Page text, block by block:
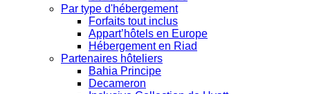
Par type d'hébergement
Forfaits tout inclus
Appart’hôtels en Europe
Hébergement en Riad
Partenaires hôteliers
Bahia Principe
Decameron